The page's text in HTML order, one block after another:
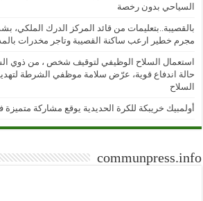
السياحي بدون رخصة
بالقصيبة..بتعليمات من قائد المركز الدرك الملكي،
مجرم خطير ارعب ساكنة القصيبة وتاجر مخدرات
استعمال السلاح الوظيفي لتوقيف شخص ، من ذوي
حالة اندفاع قوية، عرّض سلامة موظفي الشرطة
السلاح
أولمبيك خريبكة للكرة الحديدية يوقع مشاركة متميزة
communpress.info